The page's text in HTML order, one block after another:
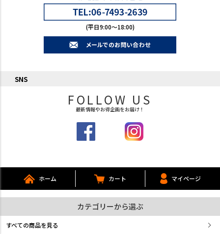
(平日9:00～18:00)
SNS
FOLLOW US
最新情報やお得企画をお届け！
ホーム カート マイページ
カテゴリーから選ぶ
すべての商品を見る